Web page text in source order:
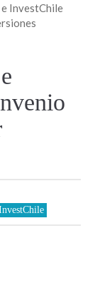
e InvestChile